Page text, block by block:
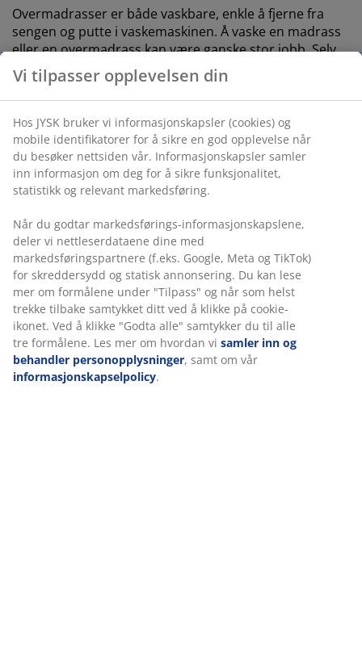
Overmadrasser er både vaskbare, enkle å fjerne fra
sengen og putte i vaskemaskinen. Å vaske en madrass
eller en overmadrass kan være ganske stor jobb. Selv
om noen madrasser har et trekk som du kan ta av, er
det ikke nødvendigvis vaskbart. Du må kanskje
anstrenge deg for å bare henge det ute i frisk luft. På
den andre siden kan du vaske de fleste
overmadrasser på 60 grader, og på denne måten
eliminere støvmidd og forhindre at de lagrer seg i
sengen din.
med antibakterielt eller anti-allergisk behandlet, som
forhindrer bakterier eller støvmidd fra å formere seg.
Hvilken overmadrass er den riktige for
meg?
Hvilken overmadrass du bør velge, avhenger av både
størrelsen på madrassen og dine individuelle
preferanser. Overmadrasser kan være laget av
Vi tilpasser opplevelsen din
Hos JYSK bruker vi informasjonskapsler (cookies) og
mobile identifikatorer for å sikre en god opplevelse når
du besøker nettsiden vår. Informasjonskapsler samler
inn informasjon om deg for å sikre funksjonalitet,
statistikk og relevant markedsføring.
Når du godtar markedsførings-informasjonskapslene,
deler vi nettleserdataene dine med
markedsføringspartnere (f.eks. Google, Meta og TikTok)
for skreddersydd og statisk annonsering. Du kan lese
mer om formålene under "Tilpass" og når som helst
trekke tilbake samtykket ditt ved å klikke på cookie-
ikonet. Ved å klikke "Godta alle" samtykker du til alle
tre formålene. Les mer om hvordan vi samler inn og
behandler personopplysninger, samt om vår
informasjonskapselpolicy.